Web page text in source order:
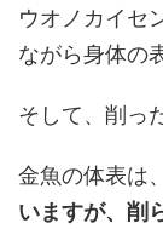
ウオノカイセ
ながら身体の
そして、削っ
金魚の体表は、
いますが、削